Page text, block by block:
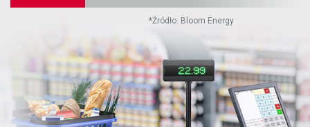
*Źródło: Bloom Energy